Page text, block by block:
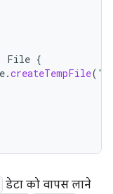
File {
.createTempFile(
डेटा को वापस लाने